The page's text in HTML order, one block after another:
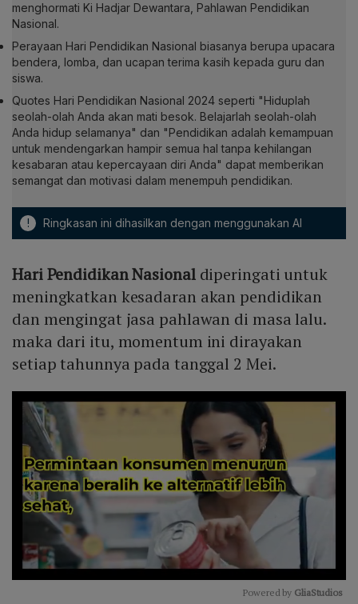
menghormati Ki Hadjar Dewantara, Pahlawan Pendidikan
Nasional.
Perayaan Hari Pendidikan Nasional biasanya berupa upacara
bendera, lomba, dan ucapan terima kasih kepada guru dan
siswa.
Quotes Hari Pendidikan Nasional 2024 seperti "Hiduplah
seolah-olah Anda akan mati besok. Belajarlah seolah-olah
Anda hidup selamanya" dan "Pendidikan adalah kemampuan
untuk mendengarkan hampir semua hal tanpa kehilangan
kesabaran atau kepercayaan diri Anda" dapat memberikan
semangat dan motivasi dalam menempuh pendidikan.
! Ringkasan ini dihasilkan dengan menggunakan AI
Hari Pendidikan Nasionaldiperingati untuk
meningkatkan kesadaran akan pendidikan
dan mengingat jasa pahlawan di masa lalu.
maka dari itu, momentum ini dirayakan
setiap tahunnya pada tanggal 2 Mei.
Powered by GliaStudios